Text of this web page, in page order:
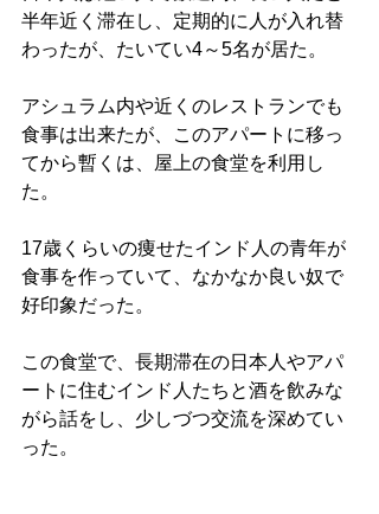
半年近く滞在し、定期的に人が入れ替
わったが、たいてい4～5名が居た。
アシュラム内や近くのレストランでも
食事は出来たが、このアパートに移っ
てから暫くは、屋上の食堂を利用し
た。
17歳くらいの痩せたインド人の青年が
食事を作っていて、なかなか良い奴で
好印象だった。
この食堂で、長期滞在の日本人やアパ
ートに住むインド人たちと酒を飲みな
がら話をし、少しづつ交流を深めてい
った。